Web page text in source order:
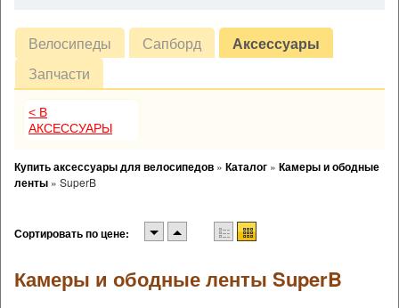
Велосипеды Сапборд
Аксессуары
Запчасти
< В
АКСЕССУАРЫ
Купить аксессуары для велосипедов » Каталог » Камеры и ободные
ленты » SuperB
Сортировать по цене:
Камеры и ободные ленты SuperB